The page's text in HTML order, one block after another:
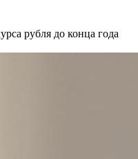
рубля до конца года